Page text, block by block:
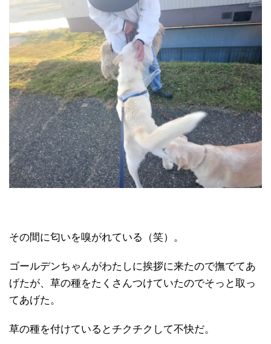
その間に匂いを嗅がれている（笑）。
ゴールデンちゃんがわたしに挨拶に来たので撫でてあ
げたが、草の種をたくさんつけていたのでそっと取っ
てあげた。
草の種を付けているとチクチクして不快だ。